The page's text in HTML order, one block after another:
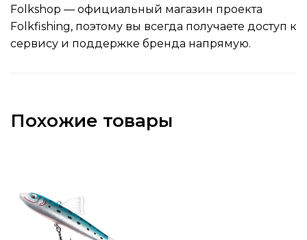
Folkshop — официальный магазин проекта
Folkfishing, поэтому вы всегда получаете доступ к
сервису и поддержке бренда напрямую.
Похожие товары